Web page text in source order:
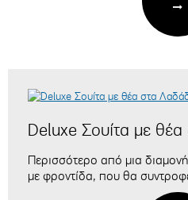
Deluxe Σουίτα με
Περισσότερο από μια
με φροντίδα, που θα